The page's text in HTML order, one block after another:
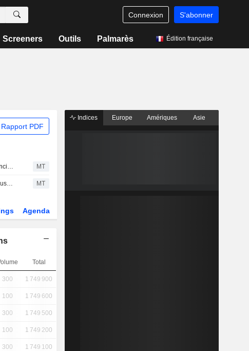
Connexion S'abonner
Screeners Outils Palmarès Édition française
Rapport PDF
Le résultat net de Mebuki Financial bondit de 55 % au premier trimestre fiscal MT
Mebuki Financial revoit à la hausse ses prévisions de bénéfice net et de dividende final pour l'exercice 2025 MT
Agenda
Total
300 1 749 900
100 1 749 600
300 1 749 500
100 1 749 200
300 1 749 100
Indices Europe Amériques Asie